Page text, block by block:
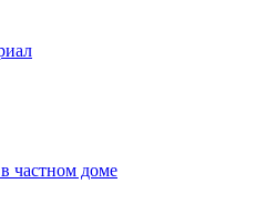
частном доме